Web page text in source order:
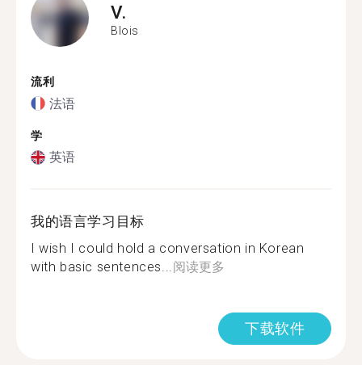
V.
Blois
流利
法语
学
英语
我的语言学习目标
I wish I could hold a conversation in Korean
with basic sentences...阅读更多
下载软件